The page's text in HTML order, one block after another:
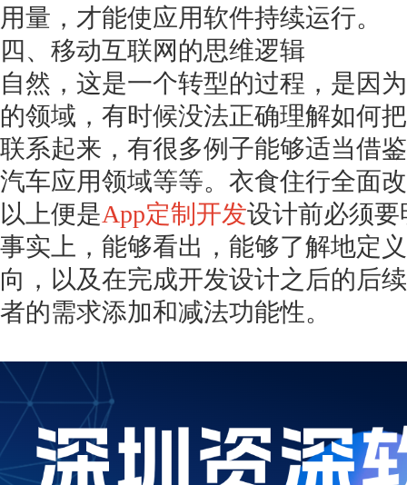
用量，才能使应用软件持续运行。
四、移动互联网的思维逻辑
自然，这是一个转型的过程，是因
的领域，有时候没法正确理解如何
联系起来，有很多例子能够适当借
汽车应用领域等等。衣食住行全面
以上便是App定制开发设计前必须
事实上，能够看出，能够了解地定
向，以及在完成开发设计之后的后
者的需求添加和减法功能性。